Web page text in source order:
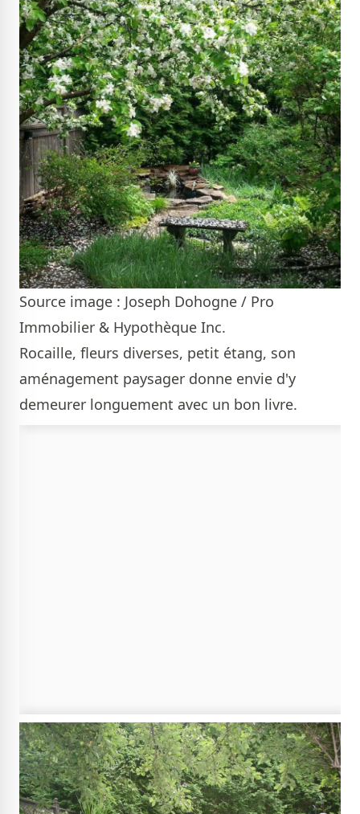
Source image : Joseph Dohogne / Pro
Immobilier & Hypothèque Inc.
Rocaille, fleurs diverses, petit étang, son
aménagement paysager donne envie d'y
demeurer longuement avec un bon livre.